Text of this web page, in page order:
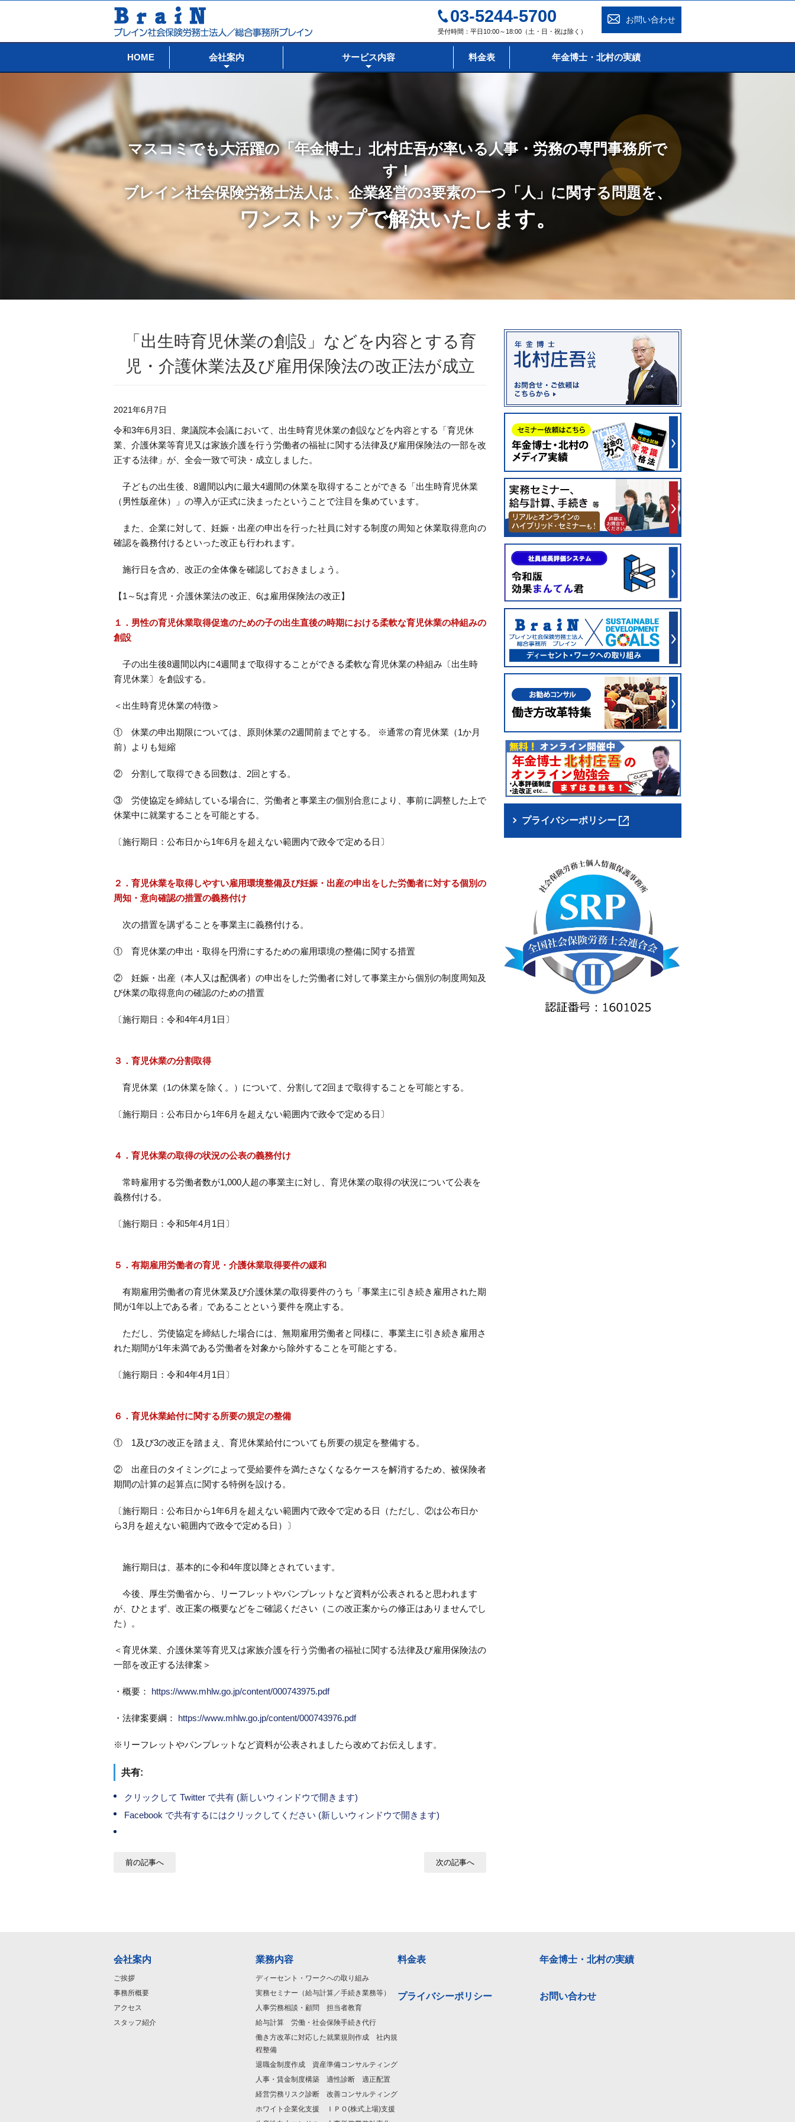
お問い合わせ
03-5244-5700
受付時間：平日10:00～18:00（土・日・祝は除く）
HOME 会社案内 サービス内容 料金表 年金博士・北村の実績
マスコミでも大活躍の「年金博士」北村庄吾が率いる人事・労務の専門事務所で
す！
ブレイン社会保険労務士法人は、企業経営の3要素の一つ「人」に関する問題を、
ワンストップで解決いたします。
「出生時育児休業の創設」などを内容とする育
児・介護休業法及び雇用保険法の改正法が成立
2021年6月7日
令和3年6月3日、衆議院本会議において、出生時育児休業の創設などを内容とする「育児休
業、介護休業等育児又は家族介護を行う労働者の福祉に関する法律及び雇用保険法の一部を改
正する法律」が、全会一致で可決・成立しました。
子どもの出生後、8週間以内に最大4週間の休業を取得することができる「出生時育児休業
（男性版産休）」の導入が正式に決まったということで注目を集めています。
また、企業に対して、妊娠・出産の申出を行った社員に対する制度の周知と休業取得意向の
確認を義務付けるといった改正も行われます。
施行日を含め、改正の全体像を確認しておきましょう。
【1～5は育児・介護休業法の改正、6は雇用保険法の改正】
１．男性の育児休業取得促進のための子の出生直後の時期における柔軟な育児休業の枠組みの
創設
子の出生後8週間以内に4週間まで取得することができる柔軟な育児休業の枠組み〔出生時
育児休業〕を創設する。
＜出生時育児休業の特徴＞
① 休業の申出期限については、原則休業の2週間前までとする。 ※通常の育児休業（1か月
前）よりも短縮
② 分割して取得できる回数は、2回とする。
③ 労使協定を締結している場合に、労働者と事業主の個別合意により、事前に調整した上で
休業中に就業することを可能とする。
〔施行期日：公布日から1年6月を超えない範囲内で政令で定める日〕
２．育児休業を取得しやすい雇用環境整備及び妊娠・出産の申出をした労働者に対する個別の
周知・意向確認の措置の義務付け
次の措置を講ずることを事業主に義務付ける。
① 育児休業の申出・取得を円滑にするための雇用環境の整備に関する措置
② 妊娠・出産（本人又は配偶者）の申出をした労働者に対して事業主から個別の制度周知及
び休業の取得意向の確認のための措置
〔施行期日：令和4年4月1日〕
３．育児休業の分割取得
育児休業（1の休業を除く。）について、分割して2回まで取得することを可能とする。
〔施行期日：公布日から1年6月を超えない範囲内で政令で定める日〕
４．育児休業の取得の状況の公表の義務付け
常時雇用する労働者数が1,000人超の事業主に対し、育児休業の取得の状況について公表を
義務付ける。
〔施行期日：令和5年4月1日〕
５．有期雇用労働者の育児・介護休業取得要件の緩和
有期雇用労働者の育児休業及び介護休業の取得要件のうち「事業主に引き続き雇用された期
間が1年以上である者」であることという要件を廃止する。
ただし、労使協定を締結した場合には、無期雇用労働者と同様に、事業主に引き続き雇用さ
れた期間が1年未満である労働者を対象から除外することを可能とする。
〔施行期日：令和4年4月1日〕
６．育児休業給付に関する所要の規定の整備
① 1及び3の改正を踏まえ、育児休業給付についても所要の規定を整備する。
② 出産日のタイミングによって受給要件を満たさなくなるケースを解消するため、被保険者
期間の計算の起算点に関する特例を設ける。
〔施行期日：公布日から1年6月を超えない範囲内で政令で定める日（ただし、②は公布日か
ら3月を超えない範囲内で政令で定める日）〕
施行期日は、基本的に令和4年度以降とされています。
今後、厚生労働省から、リーフレットやパンプレットなど資料が公表されると思われます
が、ひとまず、改正案の概要などをご確認ください（この改正案からの修正はありませんでし
た）。
＜育児休業、介護休業等育児又は家族介護を行う労働者の福祉に関する法律及び雇用保険法の
一部を改正する法律案＞
・概要： https://www.mhlw.go.jp/content/000743975.pdf
・法律案要綱： https://www.mhlw.go.jp/content/000743976.pdf
※リーフレットやパンプレットなど資料が公表されましたら改めてお伝えします。
共有:
クリックして Twitter で共有 (新しいウィンドウで開きます)
Facebook で共有するにはクリックしてください (新しいウィンドウで開きます)
前の記事へ 次の記事へ
プライバシーポリシー
会社案内
ご挨拶
事務所概要
アクセス
スタッフ紹介
業務内容
ディーセント・ワークへの取り組み
実務セミナー（給与計算／手続き業務等）
人事労務相談・顧問 担当者教育
給与計算 労働・社会保険手続き代行
働き方改革に対応した就業規則作成 社内規
程整備
退職金制度作成 資産準備コンサルティング
人事・賃金制度構築 適性診断 適正配置
経営労務リスク診断 改善コンサルティング
ホワイト企業化支援 ＩＰＯ(株式上場)支援
料金表 年金博士・北村の実績
プライバシーポリシー お問い合わせ